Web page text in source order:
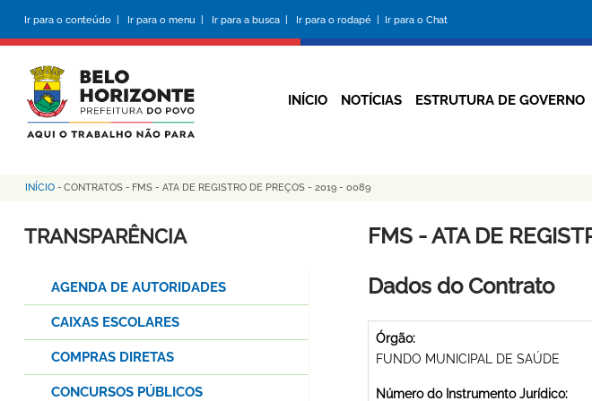
conteúdo
principal
Ir para o conteúdo | Ir para o menu | Ir para a busca | Ir para o rodapé | Ir para o Chat
da
INÍCIO NOTÍCIAS ESTRUTURA DE GOVERNO
Trilha
de
INÍCIO - CONTRATOS - FMS - ATA DE REGISTRO DE PREÇOS - 2019 - 0089
FMS - ATA DE
Dados do Contrato
Órgão:
FUNDO MUNICIPAL DE SAÚDE
Número do Instrumento Jurídico:
TRANSPARÊNCIA
AGENDA DE AUTORIDADES
CAIXAS ESCOLARES
COMPRAS DIRETAS
CONCURSOS PÚBLICOS